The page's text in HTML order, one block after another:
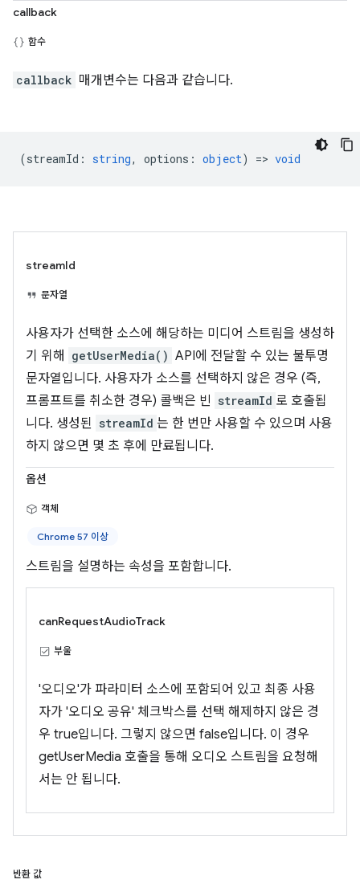
callback
함수
callback 매개변수는 다음과 같습니다.
(streamId : string, options : object) => void
streamId
문자열
사용자가 선택한 소스에 해당하는 미디어 스트림을 생성하
기 위해
getUserMedia() API에 전달할 수 있는 불투명
문자열입니다. 사용자가 소스를 선택하지 않은 경우 (즉,
프롬프트를 취소한 경우) 콜백은 빈 streamId 로 호출됩
니다. 생성된 streamId 는 한 번만 사용할 수 있으며 사용
하지 않으면 몇 초 후에 만료됩니다.
옵션
객체
Chrome 57 이상
스트림을 설명하는 속성을 포함합니다.
canRequestAudioTrack
부울
'오디오'가 파라미터 소스에 포함되어 있고 최종 사용
자가 '오디오 공유' 체크박스를 선택 해제하지 않은 경
우 true입니다. 그렇지 않으면 false입니다. 이 경우
getUserMedia 호출을 통해 오디오 스트림을 요청해
서는 안 됩니다.
반환 값